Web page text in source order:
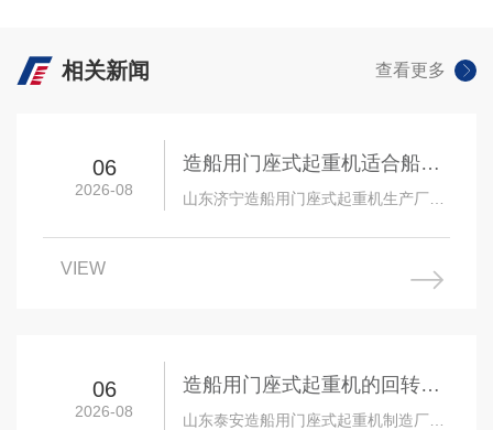
相关新闻 查看更多
06
2026-08
造船用门座式起重机适合船台
滑道作业吗
山东济宁造船用门座式起重机生产厂家
VIEW
06
2026-08
造船用门座式起重机的回转机
构耐用吗
山东泰安造船用门座式起重机制造厂家